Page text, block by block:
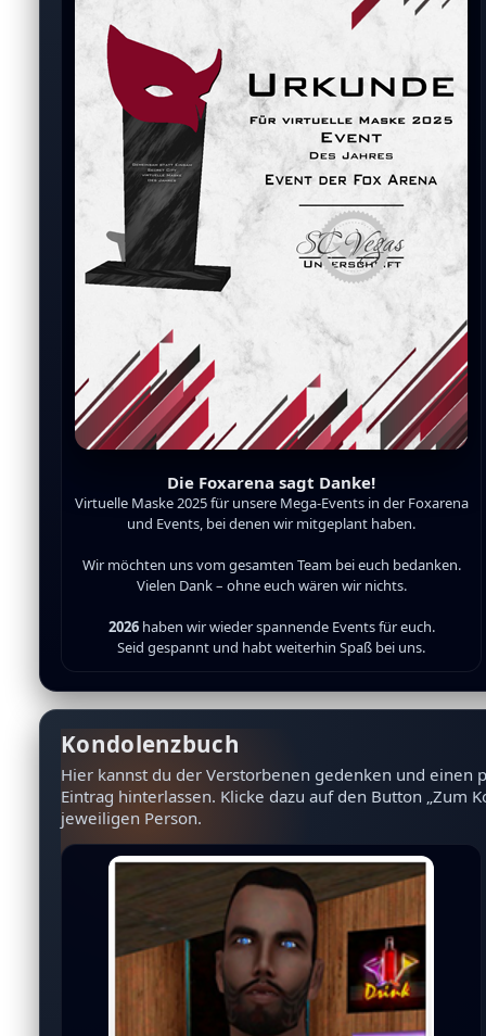
Die Foxarena sagt Danke!
Virtuelle Maske 2025 für unsere Mega-Events in der Foxarena
und Events, bei denen wir mitgeplant haben.
Wir möchten uns vom gesamten Team bei euch bedanken.
Vielen Dank – ohne euch wären wir nichts.
2026haben wir wieder spannende Events für euch.
Seid gespannt und habt weiterhin Spaß bei uns.
Kondolenzbuch
Hier kannst du der Verstorbenen gedenken und einen
Eintrag hinterlassen. Klicke dazu auf den Button „Zum
jeweiligen Person.